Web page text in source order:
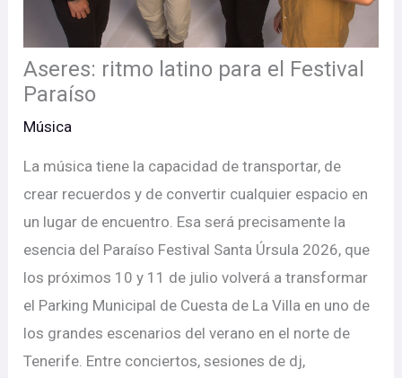
Aseres: ritmo latino para el Festival
Paraíso
Música
La música tiene la capacidad de transportar, de
crear recuerdos y de convertir cualquier espacio en
un lugar de encuentro. Esa será precisamente la
esencia del Paraíso Festival Santa Úrsula 2026, que
los próximos 10 y 11 de julio volverá a transformar
el Parking Municipal de Cuesta de La Villa en uno de
los grandes escenarios del verano en el norte de
Tenerife. Entre conciertos, sesiones de dj,